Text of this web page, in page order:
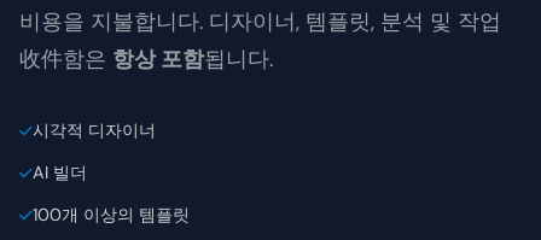
비용을 지불합니다. 디자이너, 템플릿, 분석 및 작업
收件함은 항상 포함됩니다.
시각적 디자이너
AI 빌더
100개 이상의 템플릿